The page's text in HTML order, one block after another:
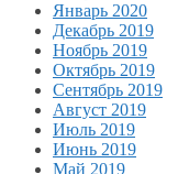
Январь 2020
Декабрь 2019
Ноябрь 2019
Октябрь 2019
Сентябрь 2019
Август 2019
Июль 2019
Июнь 2019
Май 2019